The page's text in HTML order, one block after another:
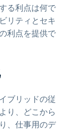
る利点は何で
リティとセキ
利点を提供で
ブリッドの従
り、どこから
、仕事用のデ